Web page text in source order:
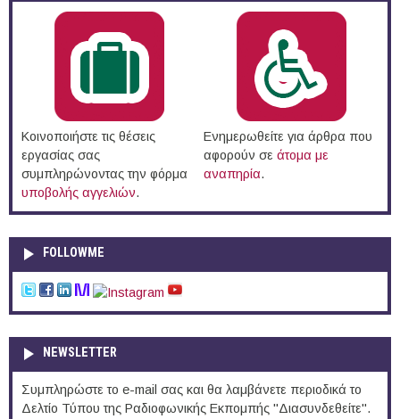
Κοινοποιήστε τις θέσεις
εργασίας σας
συμπληρώνοντας την φόρμα
υποβολής αγγελιών.
Ενημερωθείτε για άρθρα που
αφορούν σε άτομα με
αναπηρία.
FOLLOWME
NEWSLETTER
Συμπληρώστε το e-mail σας και θα λαμβάνετε περιοδικά το
Δελτίο Τύπου της Ραδιοφωνικής Εκπομπής "Διασυνδεθείτε".